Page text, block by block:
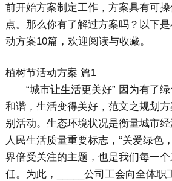
前开始方案制定工作，方案具有可
点。那么你有了解过方案吗？以下
动方案10篇，欢迎阅读与收藏。
植树节活动方案 篇1
“城市让生活更美好” 因为有了
和谐，生活变得美好，范文之规划
别活动。生态环境状况是衡量城市经
人民生活质量重要标志，“关爱绿色
界倍受关注的主题，也是我们每一
任。为此，_____公司工会向全体职